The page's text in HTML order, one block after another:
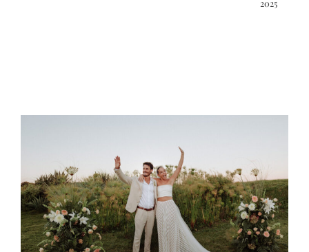
2025